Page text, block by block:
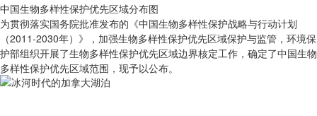
中国生物多样性保护优先区域分布图
为贯彻落实国务院批准发布的《中国生物多样性保护战略与行动计划
（2011-2030年）》，加强生物多样性保护优先区域保护与监管，环境保
护部组织开展了生物多样性保护优先区域边界核定工作，确定了中国生物
多样性保护优先区域范围，现予以公布。